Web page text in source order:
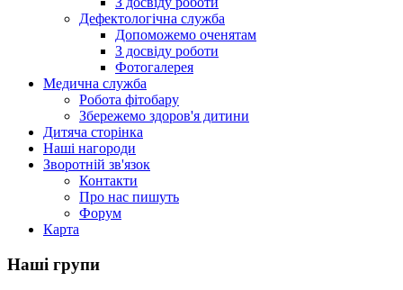
Дефектологічна служба
Допоможемо оченятам
З досвіду роботи
Фотогалерея
Медична служба
Робота фітобару
Збережемо здоров'я дитини
Дитяча сторінка
Наші нагороди
Зворотній зв'язок
Контакти
Про нас пишуть
Форум
Карта
Наші групи